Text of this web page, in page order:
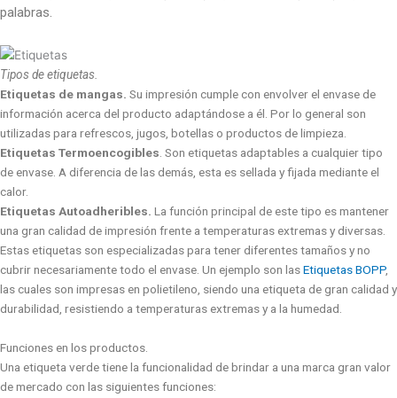
palabras.
Tipos de etiquetas.
Etiquetas de mangas. Su impresión cumple con envolver el envase de
información acerca del producto adaptándose a él. Por lo general son
utilizadas para refrescos, jugos, botellas o productos de limpieza.
Etiquetas Termoencogibles . Son etiquetas adaptables a cualquier tipo
de envase. A diferencia de las demás, esta es sellada y fijada mediante el
calor.
Etiquetas Autoadheribles. La función principal de este tipo es mantener
una gran calidad de impresión frente a temperaturas extremas y diversas.
Estas etiquetas son especializadas para tener diferentes tamaños y no
cubrir necesariamente todo el envase. Un ejemplo son lasEtiquetas BOPP,
las cuales son impresas en polietileno, siendo una etiqueta de gran calidad y
durabilidad, resistiendo a temperaturas extremas y a la humedad.
Funciones en los productos.
Una etiqueta verde tiene la funcionalidad de brindar a una marca gran valor
de mercado con las siguientes funciones: